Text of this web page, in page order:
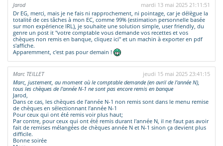
Jarod
mardi 13 mai 2025 21:11:51
Dr EG, merci, mais je ne fais ni rapprochement, ni pointage, car je délègue la
totalité de ces tâches à mon EC, comme 99% (estimation personnelle basée
sur mon expérience IRL), je souhaite une solution simple, user friendly, du
genre un post it "votre comptable vous demande vos recettes et vos
chèques non remis en banque, cliquez ici" et un machin à exporter en pdf
s'affiche.
Apparemment, c'est pas pour demain !
Marc TEILLET
jeudi 15 mai 2025 23:41:15
Marc, justement, au moment où le comptable demande (en avril de l'année N),
tous les chèques de l'année N-1 ne sont pas encore remis en banque
Jarod,
Dans ce cas, les chèques de l’année N-1 non remis sont dans le menu remise
de chèques en sélectionnant l’année N-1
Pour ceux qui ont été remis voir plus haut;
Par contre, pour ceux qui ont été remis durant l'année N, il ne faut pas avoir
fait de remises mélangées de chèques année N et N-1 sinon ça devient plus
difficile.
Bonne soirée